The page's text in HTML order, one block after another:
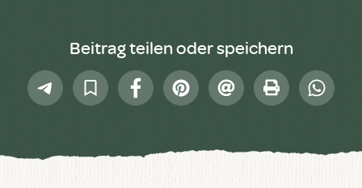
Beitrag teilen oder speichern
Telegram
In
Sammlung
FacebookPinterest
E-
Mail
Drucken